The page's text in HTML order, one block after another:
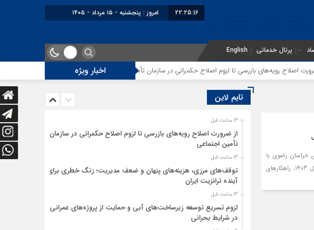
22:25:16 امروز : پنجشنبه - ۱۵ مرداد - ۱۴۰۵
پرتال خدماتی English
اخبار ویژه اصلاح رویه‌های بازرسی تا لزوم اصلاح حکمرانی در سازمان تأمین اجتماعی توقف‌های مرزی، هزینه‌های پنهان
خراسان رضوی با
دستور کار بحث و گفت‌وگو در خصوص چگونگی تامین کسری آب شهر مشهد در سال 1403، راهکارهای
تایم لاین
13 ساعت قبل
از ضرورت اصلاح رویه‌های بازرسی تا لزوم اصلاح حکمرانی در سازمان
تأمین اجتماعی
13 ساعت قبل
توقف‌های مرزی، هزینه‌های پنهان و ضعف مدیریت؛ زنگ خطری برای
آینده ترانزیت ایران
13 ساعت قبل
لزوم تسریع توسعه زیرساخت‌های آبی و حمایت از پروژه‌های عمرانی
در شرایط بحرانی